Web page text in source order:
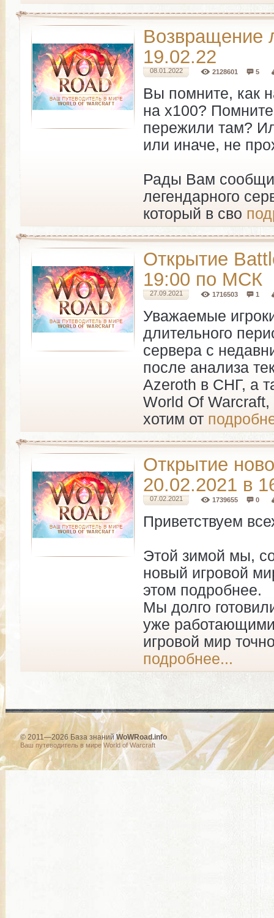
Возвращение
19.02.22
08.01.2022 2128601 5
Вы помните, как
на х100?
пережили там?
или иначе, не
Рады Вам
легендарного
который в сво
Открытие
19:00 по МСК
27.09.2021 1716503 1
Уважаемые
длительного
сервера с
после анализа
Azeroth в СНГ, а
World Of
хотим от
Открытие
20.02.2021 в
07.02.2021 1739655 0
Приветствуем
Этой зимой мы,
новый игровой
этом подробнее.
Мы долго
уже работающими
игровой мир
подробнее...
© 2011—2026 База знанийWoWRoad.info
Ваш путеводитель в мире World of Warcraft